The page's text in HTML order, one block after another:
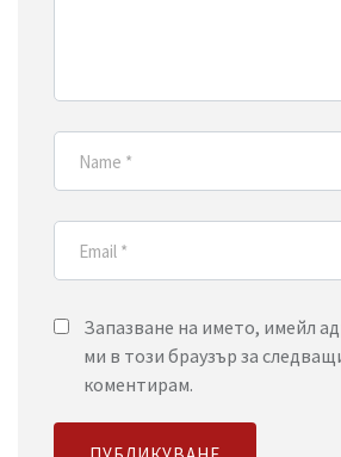
Запазване на името, имейл
ми в този браузър за
коментирам.